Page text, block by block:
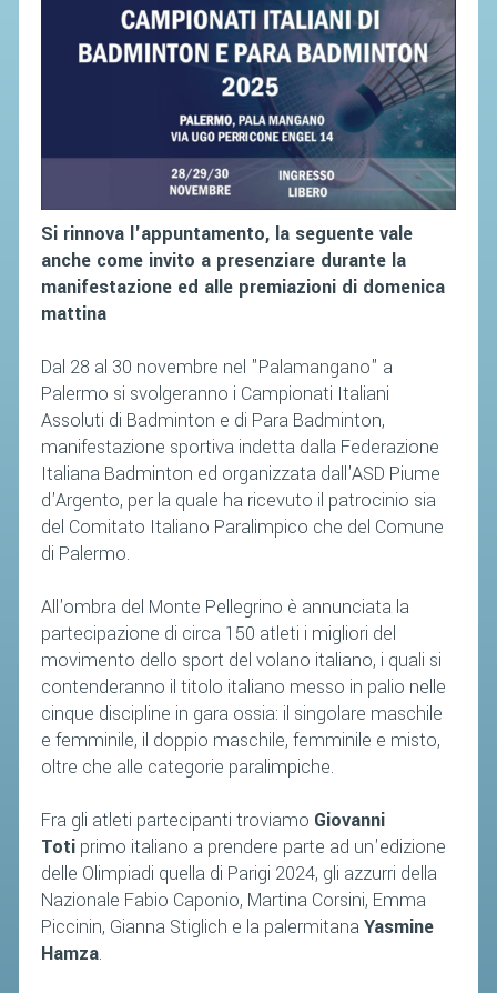
Si rinnova l'appuntamento, la seguente vale
anche come invito a presenziare durante la
manifestazione ed alle premiazioni di domenica
mattina
Dal 28 al 30 novembre nel "Palamangano" a
Palermo si svolgeranno i Campionati Italiani
Assoluti di Badminton e di Para Badminton,
manifestazione sportiva indetta dalla Federazione
Italiana Badminton ed organizzata dall'ASD Piume
d'Argento, per la quale ha ricevuto il patrocinio sia
del Comitato Italiano Paralimpico che del Comune
di Palermo.
All'ombra del Monte Pellegrino è annunciata la
partecipazione di circa 150 atleti i migliori del
movimento dello sport del volano italiano, i quali si
contenderanno il titolo italiano messo in palio nelle
cinque discipline in gara ossia: il singolare maschile
e femminile, il doppio maschile, femminile e misto,
oltre che alle categorie paralimpiche.
Fra gli atleti partecipanti troviamo Giovanni
Toti primo italiano a prendere parte ad un'edizione
delle Olimpiadi quella di Parigi 2024, gli azzurri della
Nazionale Fabio Caponio, Martina Corsini, Emma
Piccinin, Gianna Stiglich e la palermitanaYasmine
Hamza.
CALENDARIO
FIBA NAZIONALE